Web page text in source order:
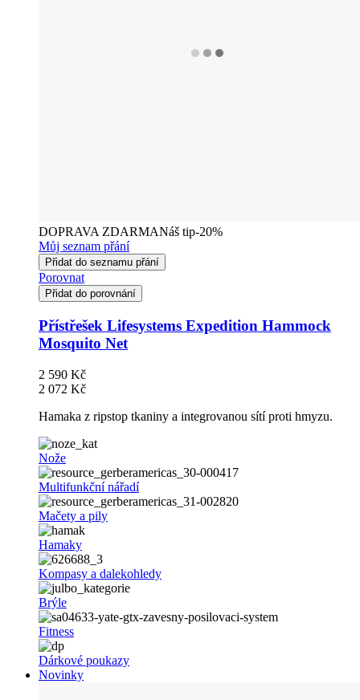
DOPRAVA ZDARMANáš tip-20%
Můj seznam přání
Přidat do seznamu přání
Porovnat
Přidat do porovnání
Přístřešek Lifesystems Expedition Hammock
Mosquito Net
2 590 Kč
2 072 Kč
Hamaka z ripstop tkaniny a integrovanou sítí proti hmyzu.
Nože
Multifunkční nářadí
Mačety a pily
Hamaky
Kompasy a dalekohledy
Brýle
Fitness
Dárkové poukazy
Novinky